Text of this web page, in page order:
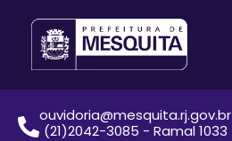
ouvidoria@mesquita.rj.gov.br
(21)2042-3085 - Ramal 1033